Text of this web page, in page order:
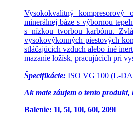
Vysokokvalitný
minerálnej báze s výbornou
s nízkou tvorbou karbónu.
vysokovýkonných piestových
stláčajúcich vzduch alebo iné
mazanie ložísk, pracujúcich pri
Špecifikácie: ISO VG 100 (L-
Ak mate záujem o tento produkt,
Balenie: 1l, 5l, 10l, 60l, 209l